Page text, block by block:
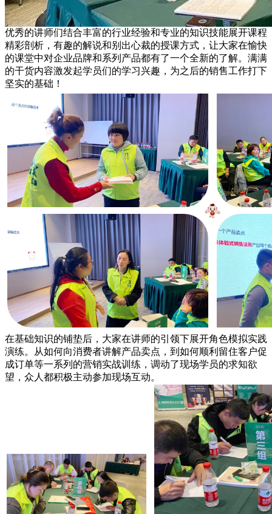
优秀的讲师们结合丰富的行业经验和专业的知识技能展开课程
精彩剖析，有趣的解说和别出心裁的授课方式，让大家在愉快
的课堂中对企业品牌和系列产品都有了一个全新的了解。满满
的干货内容激发起学员们的学习兴趣，为之后的销售工作打下
坚实的基础！
在基础知识的铺垫后，大家在讲师的引领下展开角色模拟实践
演练。从如何向消费者讲解产品卖点，到如何顺利留住客户促
成订单等一系列的营销实战训练，调动了现场学员的求知欲
望，众人都积极主动参加现场互动。